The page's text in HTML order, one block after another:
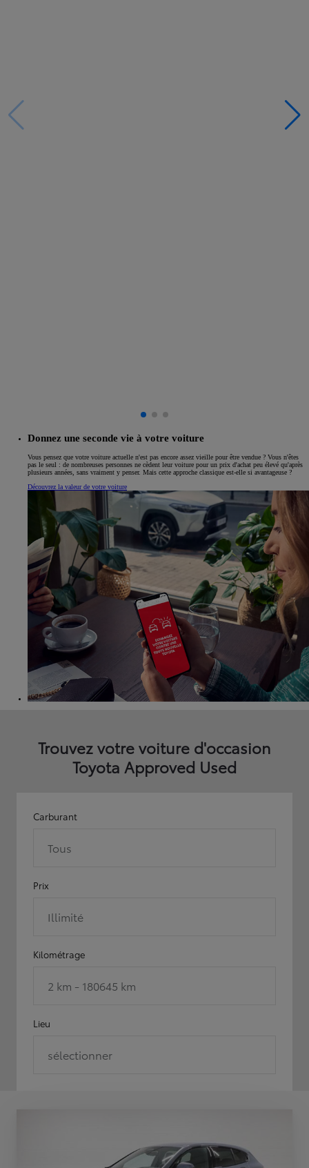
Donnez une seconde vie à votre voiture
Vous pensez que votre voiture actuelle n'est pas encore assez vieille pour être vendue ? Vous n'êtes
pas le seul : de nombreuses personnes ne cèdent leur voiture pour un prix d'achat peu élevé qu'après
plusieurs années, sans vraiment y penser. Mais cette approche classique est-elle si avantageuse ?
Découvrez la valeur de votre voiture
Trouvez votre voiture d'occasion
Toyota Approved Used
Carburant
Tous
Prix
Illimité
Kilométrage
2 km - 180645 km
Lieu
sélectionner